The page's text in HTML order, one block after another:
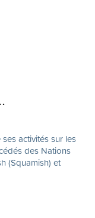
activités sur les
des Nations
(Squamish) et